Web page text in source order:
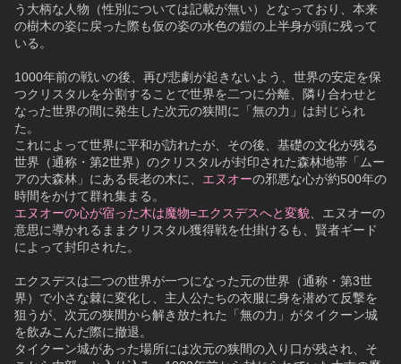
う大柄な人物（性別については記載が無い）となっており、本来
の樹木の姿に戻った際も仮の姿の水色の鎧の上半身が頭に残って
いる。
1000年前の戦いの後、再び悲劇が起きないよう、世界の安定を保
つクリスタルを分割することで世界を二つに分離、隣り合わせと
なった世界の間に発生した次元の狭間に「無の力」は封じられ
た。
これによって世界に平和が訪れたが、その後、基礎の文化が残る
世界（通称・第2世界）のクリスタルが封印された森林地帯「ムー
アの大森林」にある長老の木に、 エヌオーの邪悪な心が約500年の
時間をかけて群れ集まる。
エヌオーの心が宿った木は魔物=エクスデスへと変貌 、エヌオーの
意思に導かれるままクリスタル獲得戦を仕掛けるも、賢者ギード
によって封印された。
エクスデスは二つの世界が一つになった元の世界（通称・第3世
界）で小さな棘に変化し、主人公たちの衣服に身を潜めて反撃を
狙うが、次元の狭間から解き放たれた「無の力」がタイクーン城
を飲みこんだ際に撤退。
タイクーン城があった場所には次元の狭間の入り口が残され、そ